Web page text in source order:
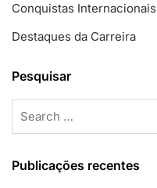
Conquistas Internacionais
Destaques da Carreira
Pesquisar
Publicações recentes